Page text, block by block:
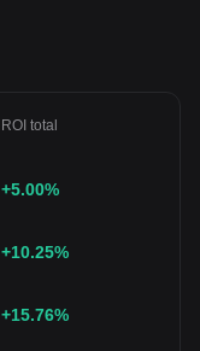
ROI total
+5.00%
+10.25%
+15.76%